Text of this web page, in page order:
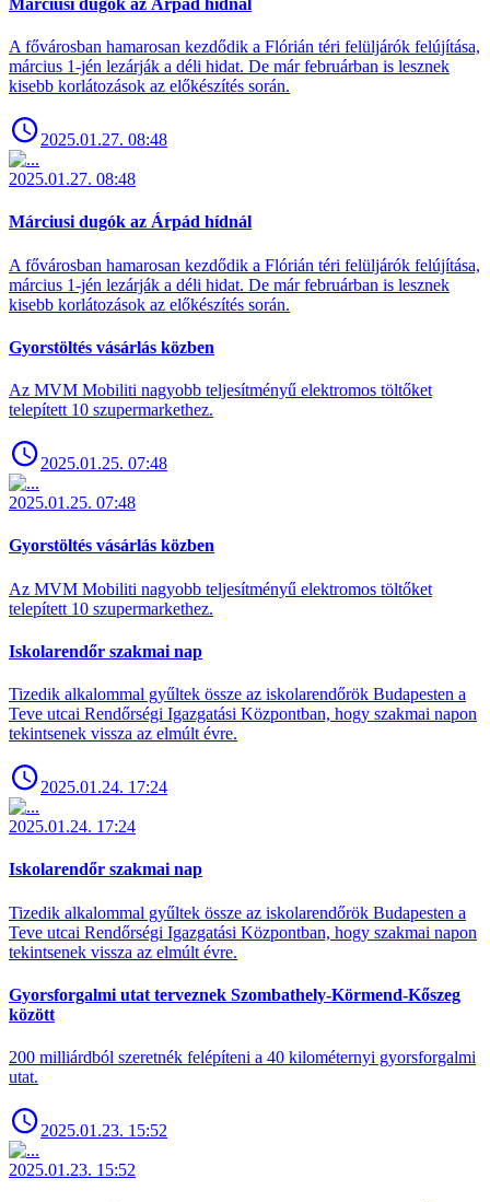
A fővárosban hamarosan kezdődik a Flórián téri felüljárók felújítása,
március 1-jén lezárják a déli hidat. De már februárban is lesznek
kisebb korlátozások az előkészítés során.
2025.01.27. 08:48
2025.01.27. 08:48
Márciusi dugók az Árpád hídnál
A fővárosban hamarosan kezdődik a Flórián téri felüljárók felújítása,
március 1-jén lezárják a déli hidat. De már februárban is lesznek
kisebb korlátozások az előkészítés során.
Gyorstöltés vásárlás közben
Az MVM Mobiliti nagyobb teljesítményű elektromos töltőket
telepített 10 szupermarkethez.
2025.01.25. 07:48
2025.01.25. 07:48
Gyorstöltés vásárlás közben
Az MVM Mobiliti nagyobb teljesítményű elektromos töltőket
telepített 10 szupermarkethez.
Iskolarendőr szakmai nap
Tizedik alkalommal gyűltek össze az iskolarendőrök Budapesten a
Teve utcai Rendőrségi Igazgatási Központban, hogy szakmai napon
tekintsenek vissza az elmúlt évre.
2025.01.24. 17:24
2025.01.24. 17:24
Iskolarendőr szakmai nap
Tizedik alkalommal gyűltek össze az iskolarendőrök Budapesten a
Teve utcai Rendőrségi Igazgatási Központban, hogy szakmai napon
tekintsenek vissza az elmúlt évre.
Gyorsforgalmi utat terveznek Szombathely-Körmend-Kőszeg
között
200 milliárdból szeretnék felépíteni a 40 kilométernyi gyorsforgalmi
utat.
2025.01.23. 15:52
2025.01.23. 15:52